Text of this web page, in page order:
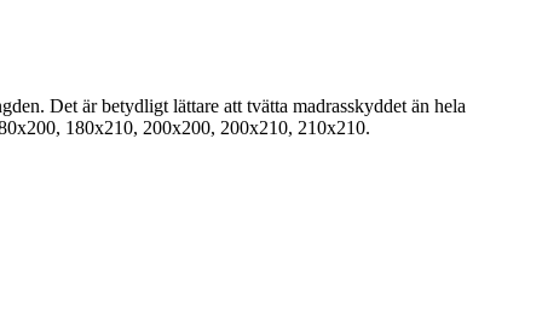
Det är betydligt lättare att tvätta madrasskyddet än hela
180x210, 200x200, 200x210, 210x210.